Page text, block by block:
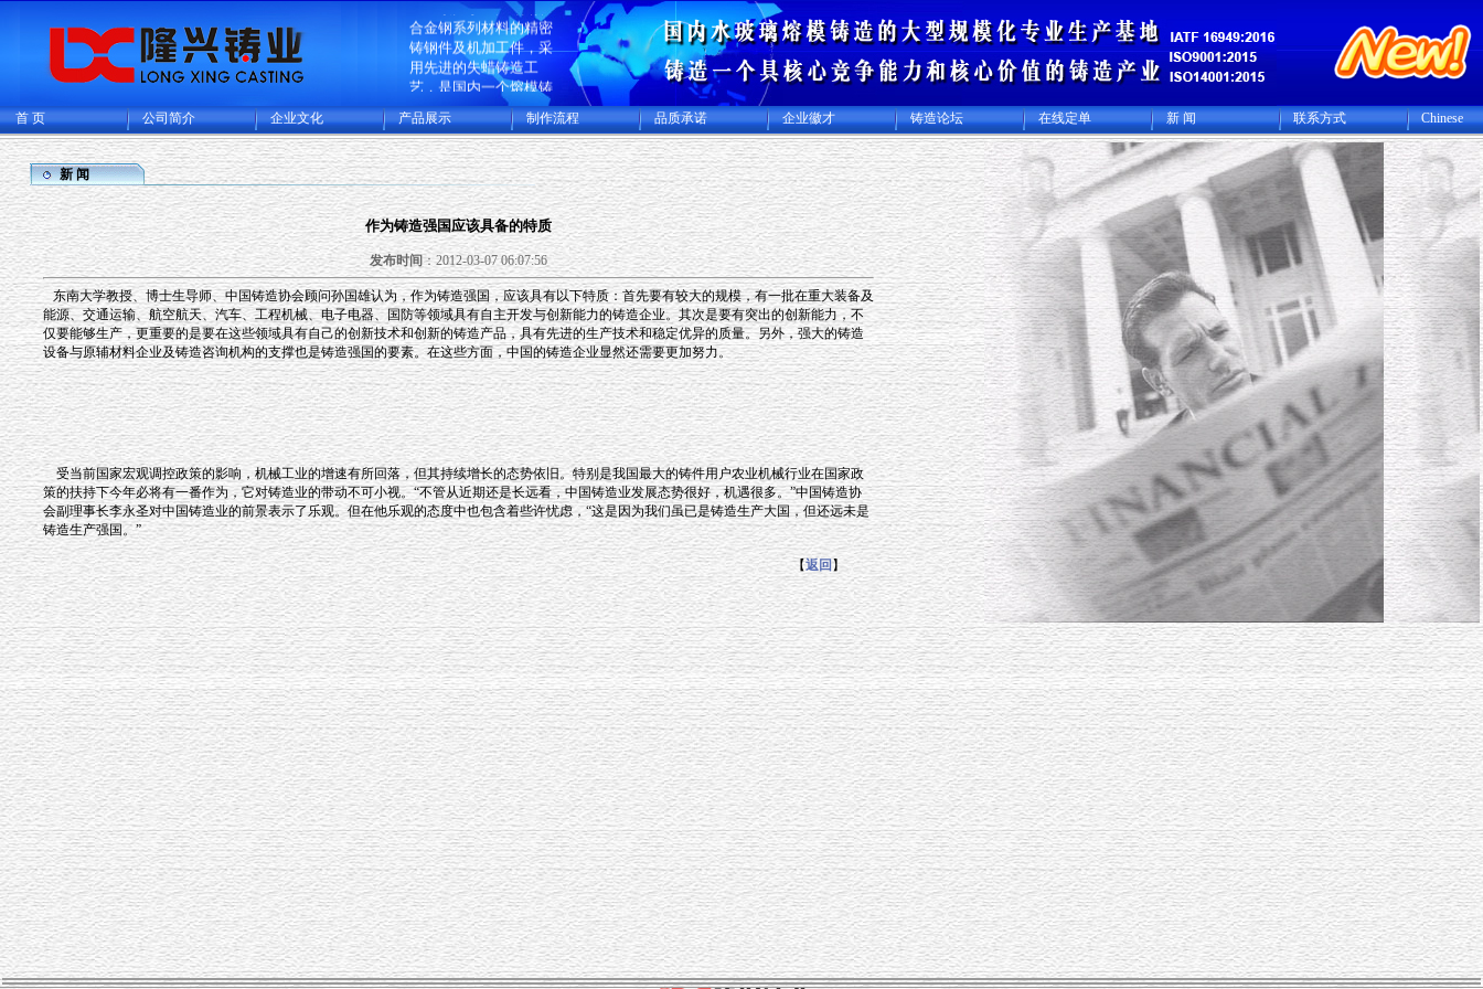
合金钢系列材料的精密
铸钢件及机加工件，采
用先进的失蜡铸造工
艺，是国内一个熔模铸
造的大型的规模化专业
生产基地，集精密铸造
厂和CNC机加工厂，年
可供精密铸件及各类精
铸成品件20000多吨，
主要出口欧美日本等许
多国家。
首 页 公司简介 企业文化 产品展示 制作流程 品质承诺 企业徽才 铸造论坛 在线定单 新 闻 联系方式 Chinese
新 闻
作为铸造强国应该具备的特质
发布时间 ：2012-03-07 06:07:56
东南大学教授、博士生导师、中国铸造协会顾问孙国雄认为，作为铸造强国，应该具有以下特质：首先要有较大的规模，有一批在重大装备及
能源、交通运输、航空航天、汽车、工程机械、电子电器、国防等领域具有自主开发与创新能力的铸造企业。其次是要有突出的创新能力，不
仅要能够生产，更重要的是要在这些领域具有自己的创新技术和创新的铸造产品，具有先进的生产技术和稳定优异的质量。另外，强大的铸造
设备与原辅材料企业及铸造咨询机构的支撑也是铸造强国的要素。在这些方面，中国的铸造企业显然还需要更加努力。
受当前国家宏观调控政策的影响，机械工业的增速有所回落，但其持续增长的态势依旧。特别是我国最大的铸件用户农业机械行业在国家政
策的扶持下今年必将有一番作为，它对铸造业的带动不可小视。“不管从近期还是长远看，中国铸造业发展态势很好，机遇很多。”中国铸造协
会副理事长李永圣对中国铸造业的前景表示了乐观。但在他乐观的态度中也包含着些许忧虑，“这是因为我们虽已是铸造生产大国，但还远未是
铸造生产强国。”
【返回】